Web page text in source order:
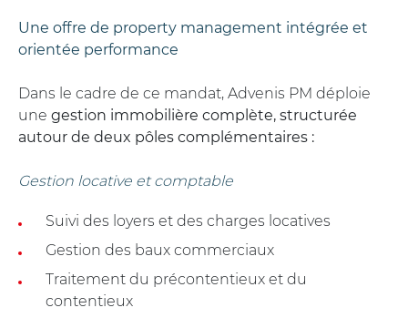
Une offre de property management intégrée et
orientée performance
Dans le cadre de ce mandat, Advenis PM déploie
une gestion immobilière complète, structurée
autour de deux pôles complémentaires :
Gestion locative et comptable
Suivi des loyers et des charges locatives
Gestion des baux commerciaux
Traitement du précontentieux et du
contentieux